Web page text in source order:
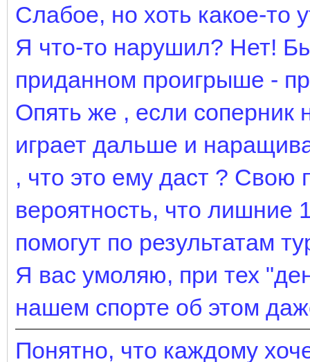
Слабое, но хоть какое-то
Я что-то нарушил? Нет!
приданном проигрыше -
Опять же , если соперник
играет дальше и
, что это ему даст ? Свою
вероятность, что лишние
помогут по результатам
Я вас умоляю, при тех
нашем спорте об этом
Понятно, что каждому